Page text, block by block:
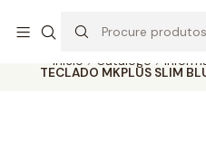
Início Catálogo
TECLADO MKPLUS SLIM